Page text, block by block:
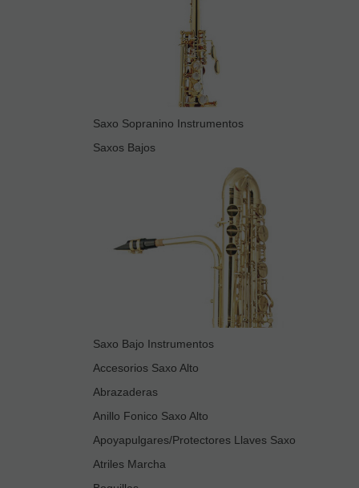
Saxo Sopranino Instrumentos
Saxos Bajos
Saxo Bajo Instrumentos
Accesorios Saxo Alto
Abrazaderas
Anillo Fonico Saxo Alto
Apoyapulgares/Protectores Llaves Saxo
Atriles Marcha